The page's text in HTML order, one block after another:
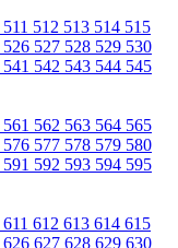
511 512 513 514 515
526 527 528 529 530
541 542 543 544 545
561 562 563 564 565
576 577 578 579 580
591 592 593 594 595
611 612 613 614 615
626 627 628 629 630